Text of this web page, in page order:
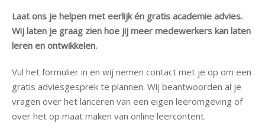
Laat ons je helpen met eerlijk én gratis academie advies.
Wij laten je graag zien hoe jij meer medewerkers kan laten
leren en ontwikkelen.
Vul het formulier in en wij nemen contact met je op om een
gratis adviesgesprek te plannen. Wij beantwoorden al je
vragen over het lanceren van een eigen leeromgeving of
over het op maat maken van online leercontent.